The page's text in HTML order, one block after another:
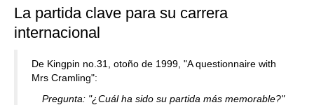
La partida clave para su carrera
internacional
De Kingpin no.31, otoño de 1999, "A questionnaire with
Mrs Cramling":
Pregunta: "¿Cuál ha sido su partida más memorable?"